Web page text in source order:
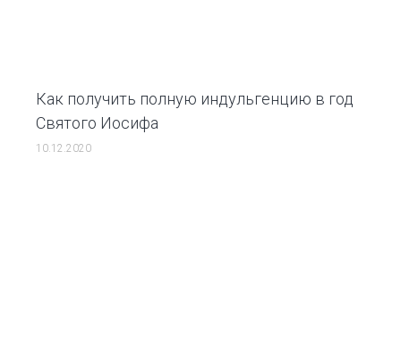
Как получить полную индульгенцию в год
Святого Иосифа
10.12.2020